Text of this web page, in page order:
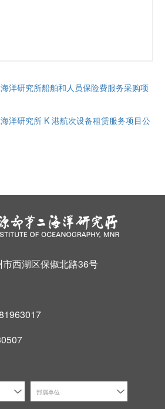
洋研究所船舶和人员保险费服务采购项
洋研究所 K 港航次设备租赁服务项目公
西湖区保俶北路36号
部属单位